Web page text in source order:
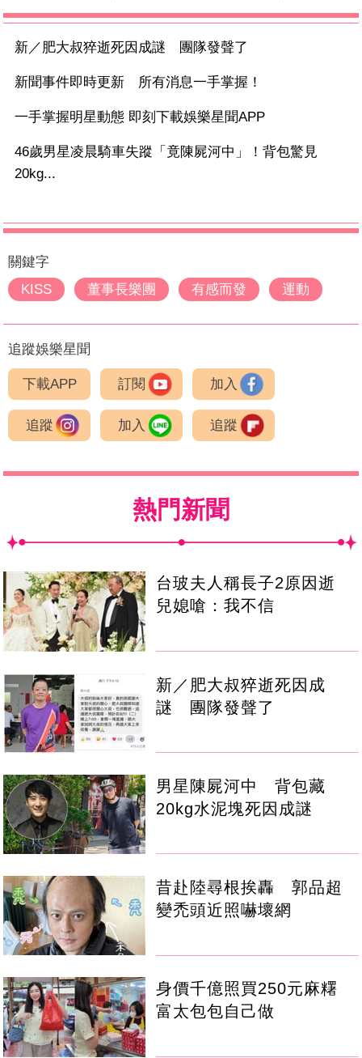
新／肥大叔猝逝死因成謎 團隊發聲了
新聞事件即時更新 所有消息一手掌握！
一手掌握明星動態 即刻下載娛樂星聞APP
46歲男星凌晨騎車失蹤「竟陳屍河中」！背包驚見
20kg...
關鍵字
KISS
董事長樂團 有感而發 運動
追蹤娛樂星聞
下載APP 訂閱 加入
追蹤 加入 追蹤
熱門新聞
台玻夫人稱長子2原因逝
兒媳嗆：我不信
新／肥大叔猝逝死因成
謎 團隊發聲了
男星陳屍河中 背包藏
20kg水泥塊死因成謎
昔赴陸尋根挨轟 郭品超
變禿頭近照嚇壞網
身價千億照買250元麻糬
富太包包自己做